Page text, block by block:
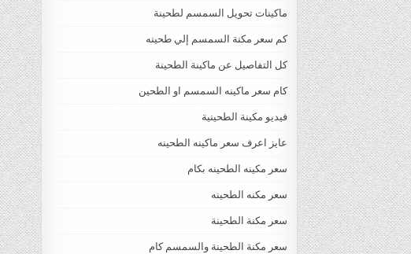
ماكينات تحويل السمسم لطحينة
كم سعر مكنة السمسم إلي طحينه
كل التفاصيل عن ماكينة الطحينة
كام سعر ماكينه السمسم او الطحين
فيديو مكينة الطحينية
عايز اعرف سعر ماكينه الطحينه
سعر مكينه الطحينه بكام
سعر مكنه الطحينه
سعر مكنة الطحينة
سعر مكنة الطحينة والسمسم كام